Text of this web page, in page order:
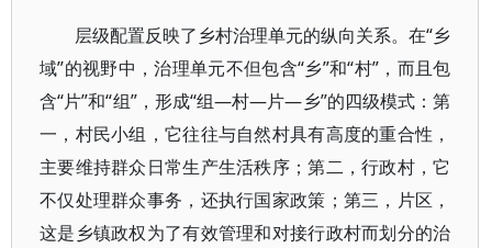
层级配置反映了乡村治理单元的纵向关系。在“乡
域”的视野中，治理单元不但包含“乡”和“村”，而且包
含“片”和“组”，形成“组—村—片—乡”的四级模式：第
一，村民小组，它往往与自然村具有高度的重合性，
主要维持群众日常生产生活秩序；第二，行政村，它
不仅处理群众事务，还执行国家政策；第三，片区，
这是乡镇政权为了有效管理和对接行政村而划分的治